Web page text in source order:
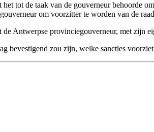
tot de taak van de gouverneur behoorde
om voorzitter te worden van de
de Antwerpse provinciegouverneur, met zijn
bevestigend zou zijn, welke sancties